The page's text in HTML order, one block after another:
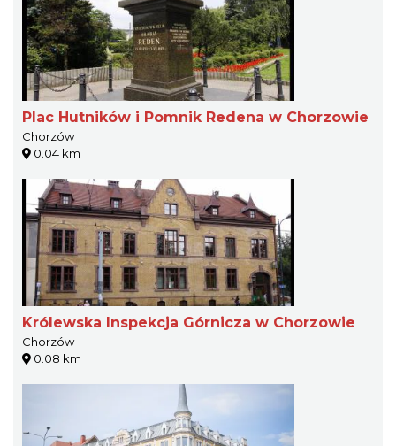
Plac Hutników i Pomnik Redena w Chorzowie
Chorzów
0.04 km
Królewska Inspekcja Górnicza w Chorzowie
Chorzów
0.08 km